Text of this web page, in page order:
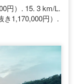
円）. 15. 3 km/L.
き1,170,000円）.